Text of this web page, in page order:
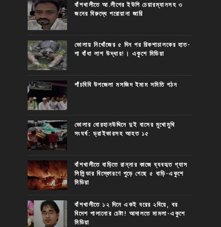
বাঁশখালীতে আ.লীগের ইউপি চেয়ারম্যানসহ ৩
জনের বিরুদ্ধে পরোয়ানা জারি
ভোলায় নিখোঁজের ৫ দিন পর রিকশাচালকের হাত-
পা বাঁধা লাশ উদ্ধার!। একুশে মিডিয়া
পাঁচবিবি উপজেলা মসজিদ ইমাম সমিতি গঠন
ভোলার বোরহানউদ্দিনে দুই বাসের মুখোমুখি
সংঘর্ষ: ড্রাইভারসহ আহত ১৫
বাঁশখালীতে বাড়িতে রান্নার কাজে ব্যবহৃত গ্যাস
সিলিন্ডার বিস্ফোরণে পুড়ে গেছে ৫ বাড়ি-একুশে
মিডিয়া
বাঁশখালীতে ১২ দিনে একই বরের ২বিয়ে, বর
বিদেশ পালানোর চেষ্টা! আদালতে মামলা-একুশে
মিডিয়া